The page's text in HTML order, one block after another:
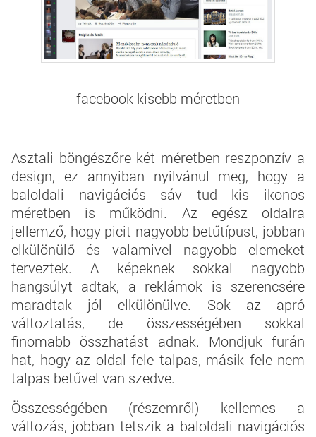
facebook kisebb méretben
Asztali böngészőre két méretben reszponzív a
design, ez annyiban nyilvánul meg, hogy a
baloldali navigációs sáv tud kis ikonos
méretben is működni. Az egész oldalra
jellemző, hogy picit nagyobb betűtípust, jobban
elkülönülő és valamivel nagyobb elemeket
terveztek. A képeknek sokkal nagyobb
hangsúlyt adtak, a reklámok is szerencsére
maradtak jól elkülönülve. Sok az apró
változtatás, de összességében sokkal
finomabb összhatást adnak. Mondjuk furán
hat, hogy az oldal fele talpas, másik fele nem
talpas betűvel van szedve.
Összességében (részemről) kellemes a
változás, jobban tetszik a baloldali navigációs